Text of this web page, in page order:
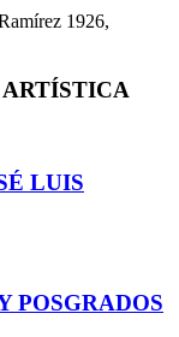
1926,
LUIS
POSGRADOS